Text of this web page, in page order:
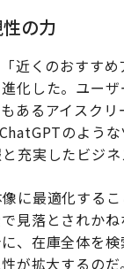
の力
近くのおすす
化した。ユー
あるアイスク
のよう
充実したビジネ
に最適化する
見落とされか
、在庫全体を
が拡大するのだ。